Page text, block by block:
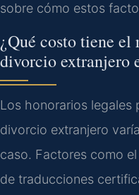
sobre cómo estos
¿Qué costo tiene
divorcio extranjero
Los honorarios legales
divorcio extranjero
caso. Factores como
de traducciones